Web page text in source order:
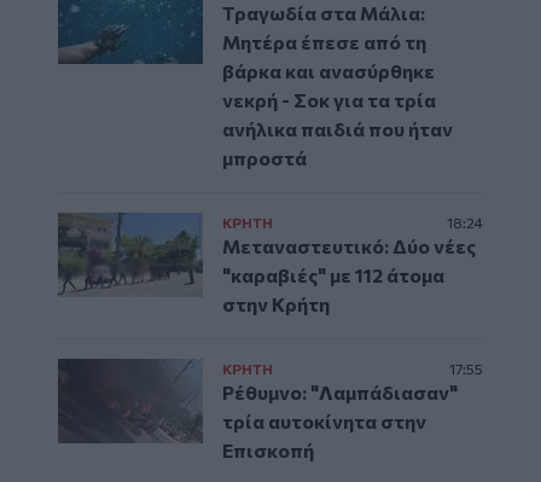
Τραγωδία στα Μάλια:
Μητέρα έπεσε από τη
βάρκα και ανασύρθηκε
νεκρή - Σοκ για τα τρία
ανήλικα παιδιά που ήταν
μπροστά
ΚΡΗΤΗ 18:24
Μεταναστευτικό: Δύο νέες
"καραβιές" με 112 άτομα
στην Κρήτη
ΚΡΗΤΗ 17:55
Ρέθυμνο: "Λαμπάδιασαν"
τρία αυτοκίνητα στην
Επισκοπή